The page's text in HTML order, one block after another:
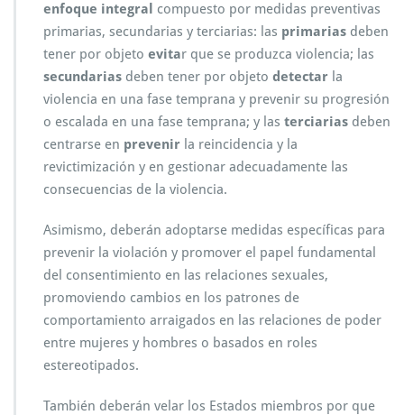
enfoque integral
compuesto por medidas preventivas
primarias, secundarias y terciarias: las primarias deben
tener por objeto evitar que se produzca violencia; las
secundarias deben tener por objeto detectar la
violencia en una fase temprana y prevenir su progresión
o escalada en una fase temprana; y las terciarias deben
centrarse en prevenir la reincidencia y la
revictimización y en gestionar adecuadamente las
consecuencias de la violencia.
Asimismo, deberán adoptarse medidas específicas para
prevenir la violación y promover el papel fundamental
del consentimiento en las relaciones sexuales,
promoviendo cambios en los patrones de
comportamiento arraigados en las relaciones de poder
entre mujeres y hombres o basados en roles
estereotipados.
También deberán velar los Estados miembros por que